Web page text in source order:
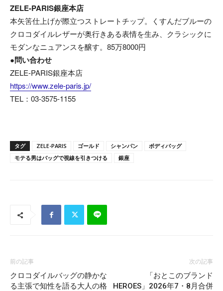
ZELE-PARIS銀座本店
本矢筈仕上げが際立つストレートチップ。くすんだブルーの
クロコダイルレザーが奥行きある表情を生み、クラシックに
モダンなニュアンスを醸す。85万8000円
●問い合わせ
ZELE-PARIS銀座本店
https://www.zele-paris.jp/
TEL：03-3575-1155
タグ ZELE-PARIS ゴールド シャンパン
ボディバッグ
モテる男はバッグで視線を引きつける
銀座
前の記事
クロコダイルバッグの静かな
る主張で知性を語る大人の格
次の記事
「おとこのブランド
HEROES」2026年7・8月合併